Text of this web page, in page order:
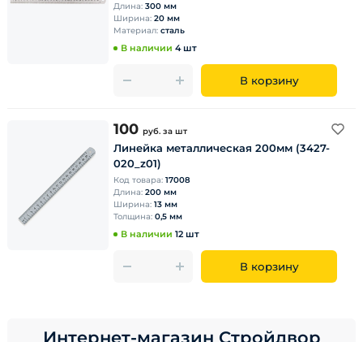
Длина: 300 мм
Ширина: 20 мм
Материал: сталь
В наличии 4 шт
В корзину
100 руб. за шт
Линейка металлическая 200мм (3427-
020_z01)
Код товара: 17008
Длина: 200 мм
Ширина: 13 мм
Толщина: 0,5 мм
В наличии 12 шт
В корзину
Интернет-магазин Стройдвор